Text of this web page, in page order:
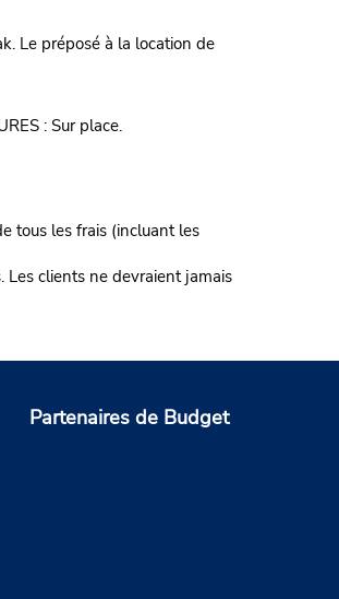
Le préposé à la location de
: Sur place.
tous les frais (incluant les
Les clients ne devraient jamais
Partenaires de Budget